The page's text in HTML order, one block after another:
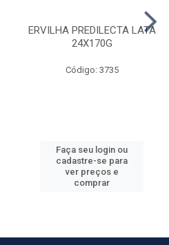
ERVILHA PREDILECTA LATA
24X170G
Código: 3735
Faça seu login ou
cadastre-se para
ver preços e
comprar